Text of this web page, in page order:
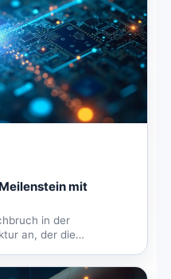
mit
in der
an, der die